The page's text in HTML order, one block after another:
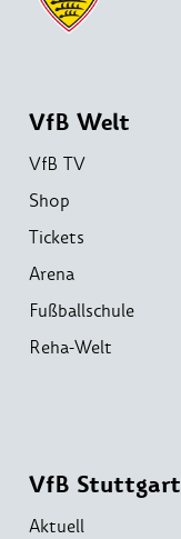
VfB Welt
VfB TV
Shop
Tickets
Arena
Fußballschule
Reha-Welt
VfB Stuttgart
Aktuell